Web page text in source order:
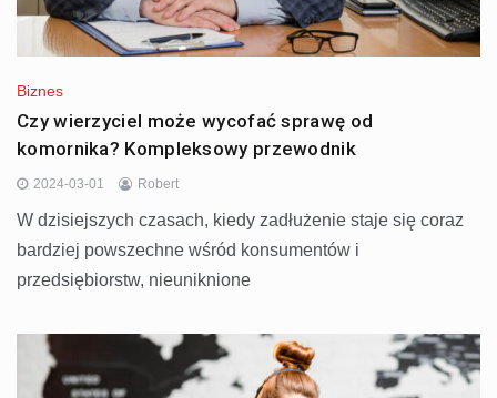
Biznes
Czy wierzyciel może wycofać sprawę od
komornika? Kompleksowy przewodnik
2024-03-01 Robert
W dzisiejszych czasach, kiedy zadłużenie staje się coraz
bardziej powszechne wśród konsumentów i
przedsiębiorstw, nieuniknione